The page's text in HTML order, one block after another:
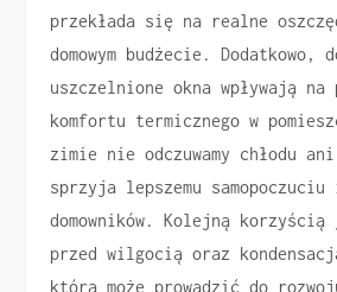
przekłada się na realne
domowym budżecie. Dodatkowo,
uszczelnione okna wpływają na
komfortu termicznego w
zimie nie odczuwamy chłodu
sprzyja lepszemu
domowników. Kolejną
przed wilgocią oraz
która może prowadzić do